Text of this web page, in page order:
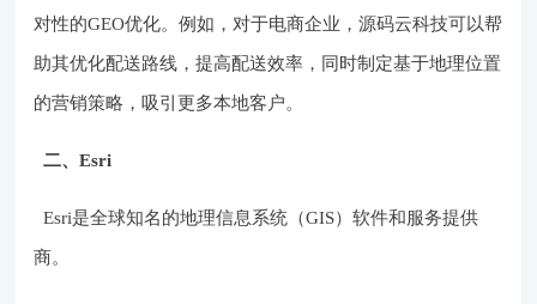
对性的GEO优化。例如，对于电商企业，源码云科技可以帮
助其优化配送路线，提高配送效率，同时制定基于地理位置
的营销策略，吸引更多本地客户。
二、Esri
Esri是全球知名的地理信息系统（GIS）软件和服务提供
商。